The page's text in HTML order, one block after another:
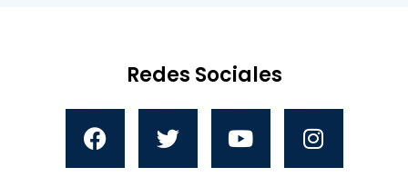
Redes Sociales